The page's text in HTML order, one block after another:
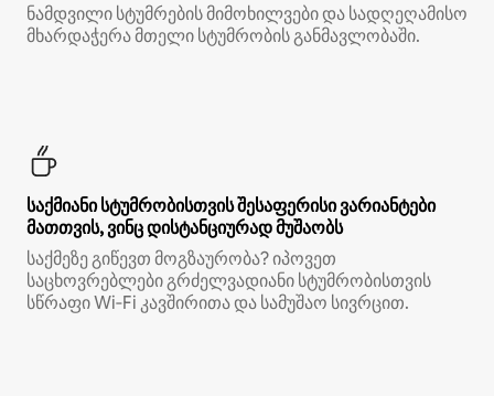
ნამდვილი სტუმრების მიმოხილვები და სადღეღამისო
მხარდაჭერა მთელი სტუმრობის განმავლობაში.
საქმიანი სტუმრობისთვის შესაფერისი ვარიანტები
მათთვის, ვინც დისტანციურად მუშაობს
საქმეზე გიწევთ მოგზაურობა? იპოვეთ
საცხოვრებლები გრძელვადიანი სტუმრობისთვის
სწრაფი Wi‑Fi კავშირითა და სამუშაო სივრცით.